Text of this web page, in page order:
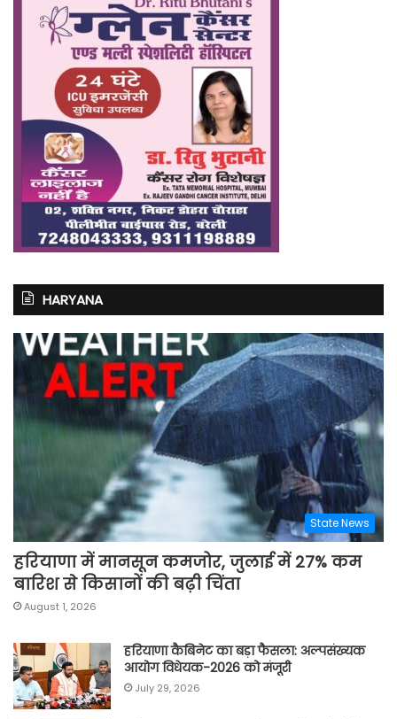
HARYANA
State News
हरियाणा में मानसून कमजोर, जुलाई में 27% कम
बारिश से किसानों की बढ़ी चिंता
August 1, 2026
हरियाणा कैबिनेट का बड़ा फैसला: अल्पसंख्यक
आयोग विधेयक-2026 को मंजूरी
July 29, 2026